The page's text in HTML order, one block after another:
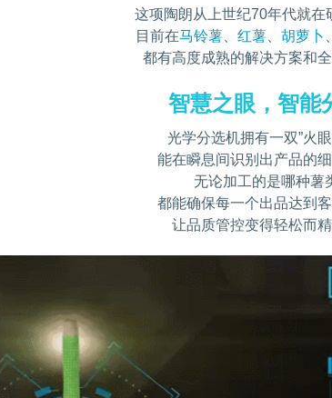
这项陶朗从上世纪70年代就在
目前在马铃薯 、红薯 、胡萝卜
都有高度成熟的解决方案和
智慧之眼，智能
光学分选机拥有一双”火
能在瞬息间识别出产品的
无论加工的是哪种薯
都能确保每一个出品达到
让品质管控变得轻松而